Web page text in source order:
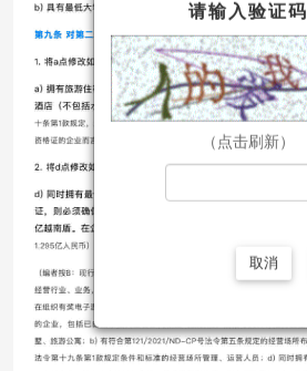
请输入验证码
（点击刷新）
取消